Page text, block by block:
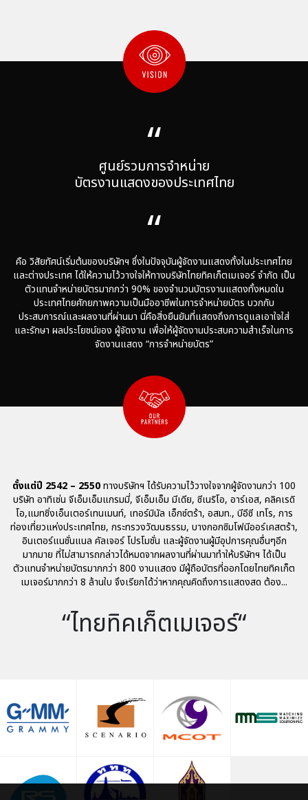
“
ศูนย์รวมการจำหน่าย
บัตรงานแสดงของประเทศไทย
“
คือ วิสัยทัศน์เริ่มต้นของบริษัทฯ ซึ่งในปัจจุบันผู้จัดงานแสดงทั้งในประเทศไทย
และต่างประเทศได้ให้ความไว้วางใจให้ทางบริษัทไทยทิคเก็ตเมเจอร์ จำกัด เป็น
ตัวแทนจำหน่ายบัตรมากกว่า 90% ของจำนวนบัตรงานแสดงทั้งหมดใน
ประเทศไทยศักยภาพความเป็นมืออาชีพในการจำหน่ายบัตร บวกกับ
ประสบการณ์และผลงานที่ผ่านมา นี่คือสิ่งยืนยันที่แสดงถึงการดูแลเอาใจใส่
และรักษา ผลประโยชน์ของ ผู้จัดงาน เพื่อให้ผู้จัดงานประสบความสำเร็จในการ
จัดงานแสดง “การจำหน่ายบัตร”
ตั้งแต่ปี 2542 – 2550ทางบริษัทฯ ได้รับความไว้วางใจจากผู้จัดงานกว่า 100
บริษัท อาทิเช่น จีเอ็มเอ็มแกรมมี่, จีเอ็มเอ็ม มีเดีย, ซีเนริโอ, อาร์เอส, คลิคเรดิ
โอ,แมทชิ่งเอ็นเตอร์เทนเมนท์, เทอร์มินัล เอ็กซ์ตร้า, อสมท., บีอีซี เทโร, การ
ท่องเที่ยวแห่งประเทศไทย, กระทรวงวัฒนธรรม, บางกอกซิมโฟนีออร์เคสตร้า,
อินเตอร์แนชั่นแนล คัลเจอร์ โปรโมชั่น และผู้จัดงานผู้มีอุปการคุณอื่นๆอีก
มากมาย ที่ไม่สามารถกล่าวได้หมดจากผลงานที่ผ่านมาทำให้บริษัทฯ ได้เป็น
ตัวแทนจำหน่ายบัตรมากกว่า 800 งานแสดง มีผู้ถือบัตรที่ออกโดยไทยทิคเก็ต
เมเจอร์มากกว่า 8 ล้านใบ จึงเรียกได้ว่าหากคุณคิดถึงการแสดงสด ต้อง...
“ไทยทิคเก็ตเมเจอร์“